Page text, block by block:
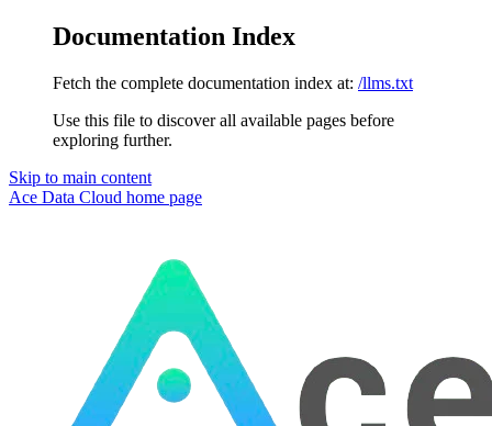
Documentation Index
Fetch the complete documentation index at: /llms.txt
Use this file to discover all available pages before
exploring further.
Skip to main content
Ace Data Cloud home page